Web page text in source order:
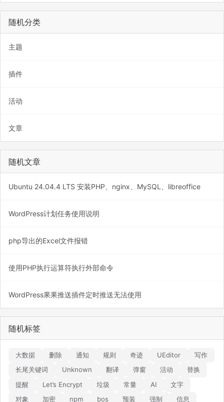
随机分类
主题
插件
活动
文章
随机文章
Ubuntu 24.04.4 LTS 安装PHP、nginx、MySQL、libreoffice
WordPress计划任务使用说明
php导出的Excel文件报错
使用PHP执行运算符执行外部命令
WordPress果果推送插件定时推送无法使用
随机标签
大数据 删除 通知 规则 奇迹 UEditor
写作
长尾关键词
Unknown 翻译 弹窗 活动
替换
提醒
Let’s Encrypt 垃圾 常量 AI
文字
对象
加密 npm bos 预装 强制 信息